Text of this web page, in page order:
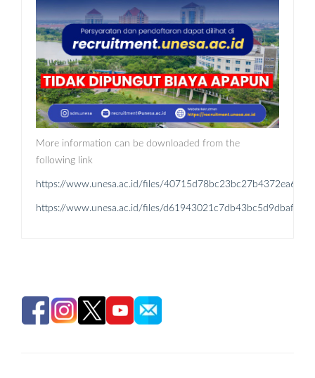
More information can be downloaded from the
following link
https://www.unesa.ac.id/files/
https://www.unesa.ac.id/files/